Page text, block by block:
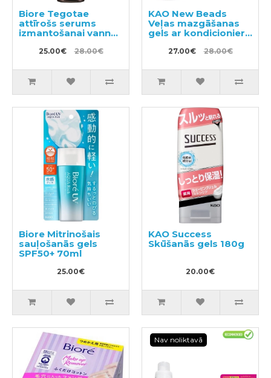
Biore Tegotae
attīrošs serums
izmantošanai vannā
25.00€ 28.00€
KAO New Beads
Veļas mazgāšanas
gels ar kondicionieri
740g + pildviela 650g
27.00€ 28.00€
Biore Mitrinošais
sauļošanās gels
SPF50+ 70ml
25.00€
KAO Success
Skūšanās gels 180g
20.00€
Nav noliktavā